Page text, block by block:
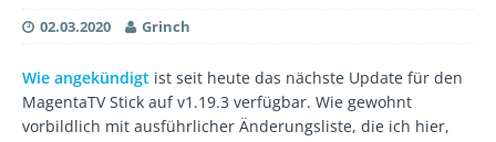
02.03.2020 Grinch
Wie angekündigt ist seit heute das nächste Update für den
MagentaTV Stick auf v1.19.3 verfügbar. Wie gewohnt
vorbildlich mit ausführlicher Änderungsliste, die ich hier,